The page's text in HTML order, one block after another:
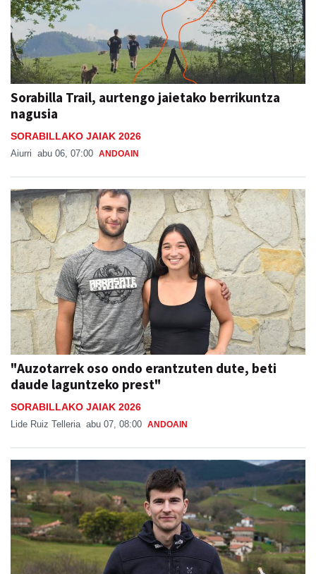
Sorabilla Trail, aurtengo jaietako berrikuntza
nagusia
SORABILLAKO JAIAK 2026
Aiurri abu 06, 07:00 ANDOAIN
"Auzotarrek oso ondo erantzuten dute, beti
daude laguntzeko prest"
SORABILLAKO JAIAK 2026
Lide Ruiz Telleria abu 07, 08:00 ANDOAIN